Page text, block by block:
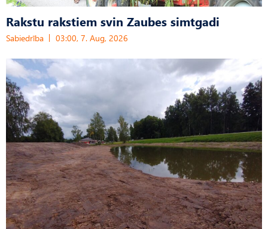
Rakstu rakstiem svin Zaubes simtgadi
Sabiedrība 03:00, 7. Aug, 2026